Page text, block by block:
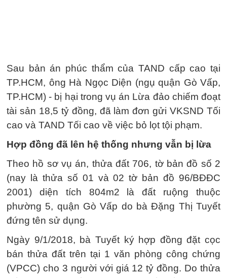
Sau bản án phúc thẩm của TAND cấp cao tại
TP.HCM, ông Hà Ngọc Diện (ngụ quận Gò Vấp,
TP.HCM) - bị hại trong vụ án Lừa đảo chiếm đoạt
tài sản 18,5 tỷ đồng, đã làm đơn gửi VKSND Tối
cao và TAND Tối cao về việc bỏ lọt tội phạm.
Hợp đồng đã lên hệ thống nhưng vẫn bị lừa
Theo hồ sơ vụ án, thửa đất 706, tờ bản đồ số 2
(nay là thửa số 01 và 02 tờ bản đồ 96/BĐĐC
2001) diện tích 804m2 là đất ruộng thuộc
phường 5, quận Gò Vấp do bà Đặng Thị Tuyết
đứng tên sử dụng.
Ngày 9/1/2018, bà Tuyết ký hợp đồng đặt cọc
bán thửa đất trên tại 1 văn phòng công chứng
(VPCC) cho 3 người với giá 12 tỷ đồng. Do thửa